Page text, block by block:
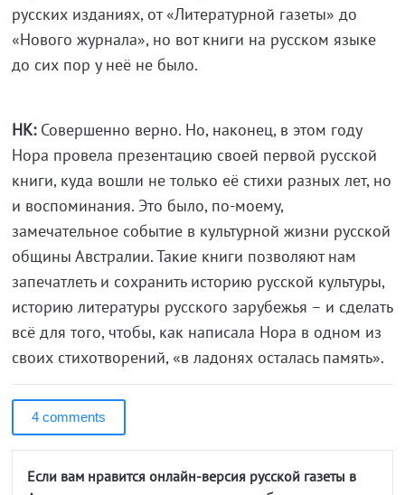
русских изданиях, от «Литературной газеты» до
«Нового журнала», но вот книги на русском языке
до сих пор у неё не было.
НК: Совершенно верно. Но, наконец, в этом году
Нора провела презентацию своей первой русской
книги, куда вошли не только её стихи разных лет, но
и воспоминания. Это было, по-моему,
замечательное событие в культурной жизни русской
общины Австралии. Такие книги позволяют нам
запечатлеть и сохранить историю русской культуры,
историю литературы русского зарубежья – и сделать
всё для того, чтобы, как написала Нора в одном из
своих стихотворений, «в ладонях осталась память».
4 comments
Если вам нравится онлайн-версия русской газеты в